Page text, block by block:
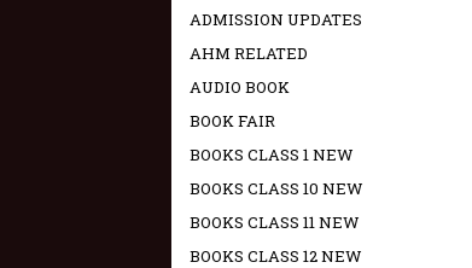
ADMISSION UPDATES
AHM RELATED
AUDIO BOOK
BOOK FAIR
BOOKS CLASS 1 NEW
BOOKS CLASS 10 NEW
BOOKS CLASS 11 NEW
BOOKS CLASS 12 NEW